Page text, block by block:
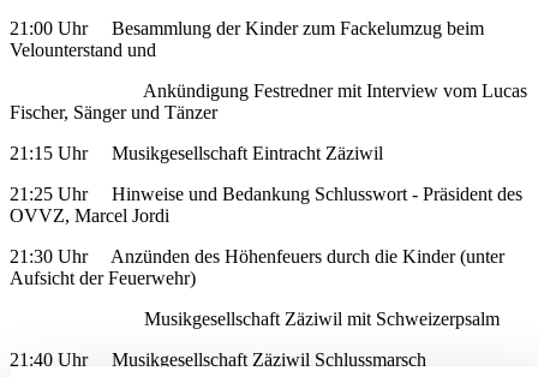
21:00 Uhr Besammlung der Kinder zum Fackelumzug beim
Velounterstand und
Ankündigung Festredner mit Interview vom Lucas
Fischer, Sänger und Tänzer
21:15 Uhr Musikgesellschaft Eintracht Zäziwil
21:25 Uhr Hinweise und Bedankung Schlusswort - Präsident des
OVVZ, Marcel Jordi
21:30 Uhr Anzünden des Höhenfeuers durch die Kinder (unter
Aufsicht der Feuerwehr)
Musikgesellschaft Zäziwil mit Schweizerpsalm
21:40 Uhr Musikgesellschaft Zäziwil Schlussmarsch